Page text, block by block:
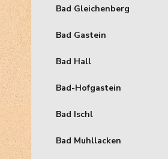
Bad Gleichenberg
Bad Gastein
Bad Hall
Bad-Hofgastein
Bad Ischl
Bad Muhllacken